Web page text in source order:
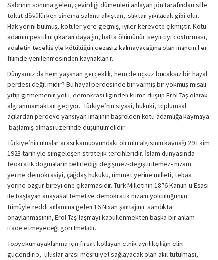
Sabrının sonuna gelen, çevirdiği dümenleri anlayan jön tarafından sille
tokat dövülürken sinema salonu alkıştan, ıslıktan yıkılacak gibi olur.
Hak yerini bulmuş, kötüler yere geçmiş, iyiler kerevete çıkmıştır. Kötü
adamın pestilini çıkaran dayağın, hatta ölümünün seyirciyi coşturması,
adaletin tecellisiyle kötülüğün cezasız kalmayacağına olan inancın her
filimde yenilenmesinden kaynaklanır.
Dünyamız da hem yaşanan gerçeklik, hem de uçsuz bucaksız bir hayal
perdesi değil midir? Bu hayal perdesinde bir varmış bir yokmuş misali
yitip gitmemenin yolu, demokrasi liginden küme düşüp Erol Taş olarak
algılanmamaktan geçiyor. Türkiye’nin siyasi, hukuki, toplumsal
açılardan perdeye yansıyan imajının başrolden kötü adamlığa kaymaya
başlamış olması üzerinde düşünülmelidir.
Türkiye’nin uluslar arası kamuoyundaki olumlu algısının kaynağı 29 Ekim
1923 tarihiyle simgeleşen stratejik tercihleridir. İslam dünyasında
teokratik doğmaların belirlediği değişmez-değiştirilemez- nizam
yerine demokrasiyi, çağdaş hukuku, ümmet yerine milleti, tebaa
yerine özgür bireyi öne çıkarmasıdır. Türk Milletinin 1876 Kanun-u Esasi
ile başlayan anayasal temel ve demokratik nizam yolculuğunun
tümüyle reddi anlamına gelen 16 Nisan şantajının sandıkta
onaylanmasının, Erol Taş’laşmayı kabullenmekten başka bir anlam
ifade etmeyeceği görülmelidir.
Topyekun ayaklanma için fırsat kollayan etnik ayrılıkçılığın elini
güçlendirip, uluslar arası meşruiyet sağlayacak olan akıl tutulması,